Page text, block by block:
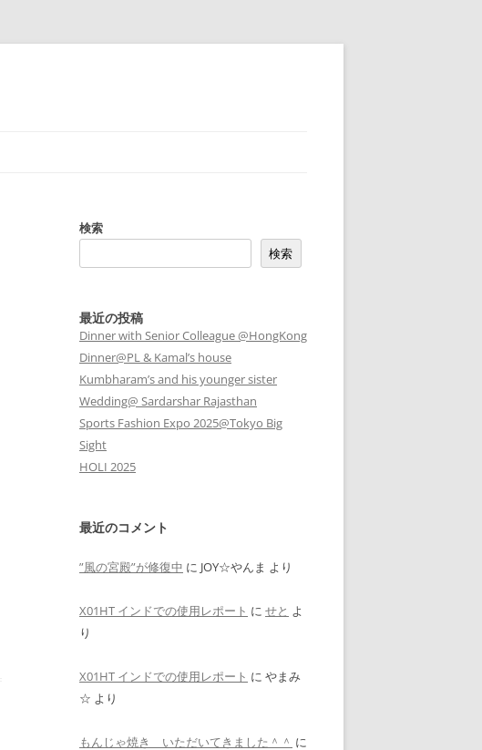
検索
検索
最近の投稿
Dinner with Senior Colleague @HongKong
Dinner@PL & Kamal’s house
Kumbharam’s and his younger sister
Wedding@ Sardarshar Rajasthan
Sports Fashion Expo 2025@Tokyo Big
Sight
HOLI 2025
最近のコメント
”風の宮殿”が修復中 に JOY☆やんま より
X01HT インドでの使用レポート に せと よ
り
X01HT インドでの使用レポート に やまみ
☆ より
もんじゃ焼き いただいてきました＾＾ に